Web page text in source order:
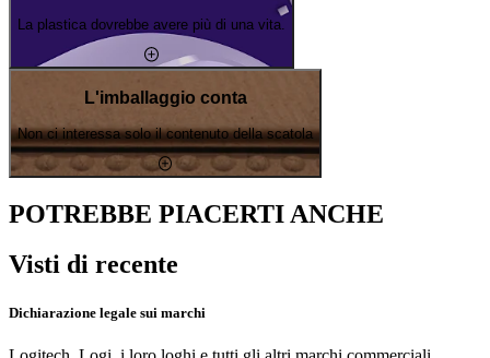
La plastica dovrebbe avere più di una vita.
L'imballaggio conta
Non ci interessa solo il contenuto della scatola
POTREBBE PIACERTI ANCHE
Visti di recente
Dichiarazione legale sui marchi